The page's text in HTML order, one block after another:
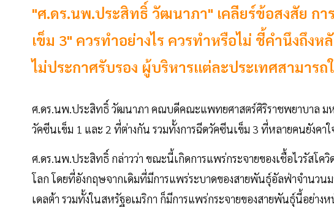
"ศ.ดร.นพ.ประสิทธิ์ วัฒนาภา" เคลียร์ข้อสงสัย ก
เข็ม 3" ควรทำอย่างไร ควรทำหรือไม่ ชี้คำนึงถึง
ไม่ประกาศรับรอง ผู้บริหารแต่ละประเทศสามาร
ศ.ดร.นพ.ประสิทธิ์ วัฒนาภา คณบดีคณะแพทยศาสตร์ศิริราชพยาบาล ม
วัคซีนเข็ม 1 และ 2 ที่ต่างกัน รวมทั้งการฉีดวัคซีนเข็ม 3 ที่หลายคนยังคาใ
ศ.ดร.นพ.ประสิทธิ์ กล่าวว่า ขณะนี้เกิดการแพร่กระจายของเชื้อไวรัสโ
โลก โดยที่อังกฤษจากเดิมที่มีการแพร่ระบาดของสายพันธุ์อัลฟ่าจำนว
เดลต้า รวมทั้งในสหรัฐอเมริกา ก็มีการแพร่กระจายของสายพันธุ์นี้อย่า